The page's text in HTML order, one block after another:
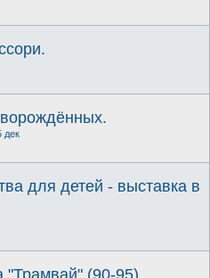
дек
для детей - выставка в